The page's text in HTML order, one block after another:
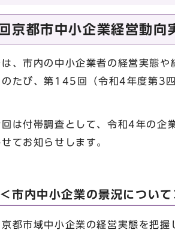
京都市中小企業経営動向
、市内の中小企業者の経営実態や
のたび、第145回（令和4年度第3
は付帯調査として、令和4年の企
てお知らせします。
市内中小企業の景況について
都市域中小企業の経営実態を把握